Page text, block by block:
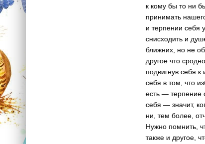
к кому бы то ни
принимать
и терпении себя
снисходить и
ближних, но не
другое что
подвигнув себя
себя в том, что
есть — терпение
себя — значит,
ни, тем более,
Нужно помнить,
также и другое,